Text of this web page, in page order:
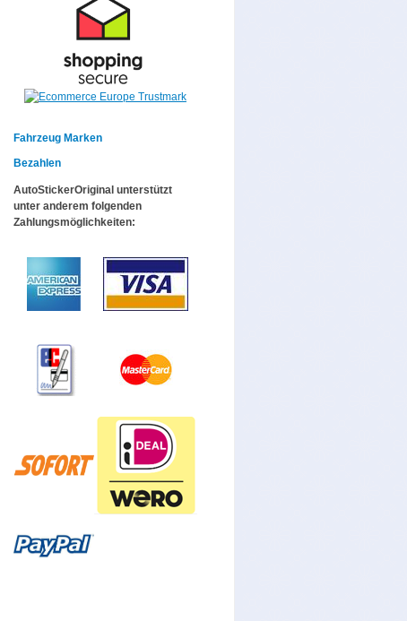
Fahrzeug Marken
Bezahlen
AutoStickerOriginal unterstützt
unter anderem folgenden
Zahlungsmöglichkeiten: